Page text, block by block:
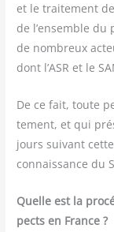
et le trai­te­ment
de l’ensemble du
de nom­breux
dont l’ASR et le
De ce fait, toute
te­ment, et qui
jours sui­vant
connais­sance du
Quelle est la
pects en France ?